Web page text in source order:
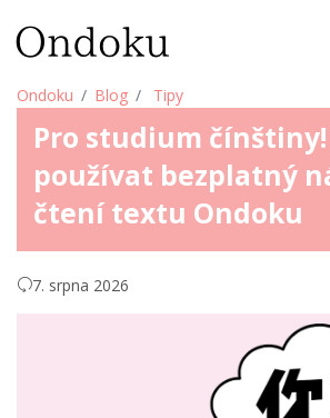
Ondoku Blog Tipy
Pro studium čínštiny!
používat bezplatný
čtení textu Ondoku
7. srpna 2026